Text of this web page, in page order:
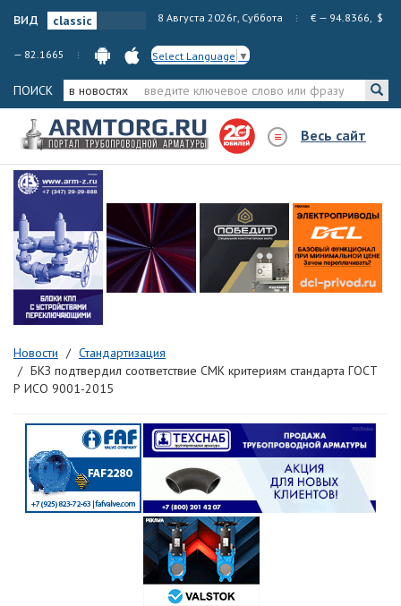
вид 8 Августа 2026г, Суббота € — 94.8366, $
— 82.1665 Select Language ▼
ПОИСК в новостях
Весь сайт
Новости
Стандартизация
БКЗ подтвердил соответствие СМК критериям стандарта ГОСТ
Р ИСО 9001-2015